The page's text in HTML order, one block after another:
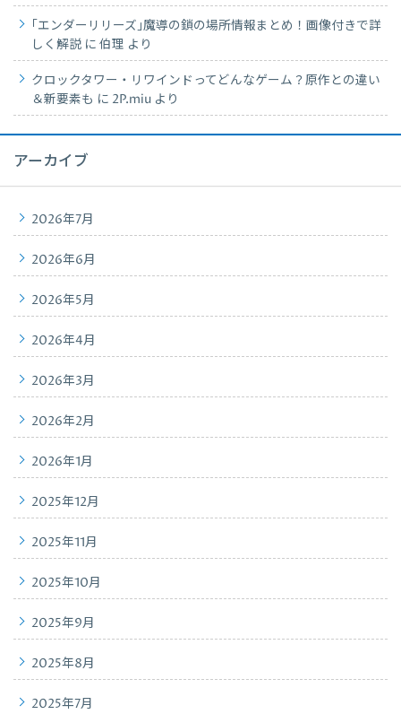
｢エンダーリリーズ｣魔導の鎖の場所情報まとめ！画像付きで詳
しく解説 に 伯理 より
クロックタワー・リワインドってどんなゲーム？原作との違い
＆新要素も に 2P.miu より
アーカイブ
2026年7月
2026年6月
2026年5月
2026年4月
2026年3月
2026年2月
2026年1月
2025年12月
2025年11月
2025年10月
2025年9月
2025年8月
2025年7月